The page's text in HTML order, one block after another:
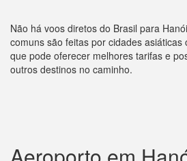
Não há voos diretos do Brasil para
comuns são feitas por cidades asiáticas
que pode oferecer melhores tarifas e
outros destinos no caminho.